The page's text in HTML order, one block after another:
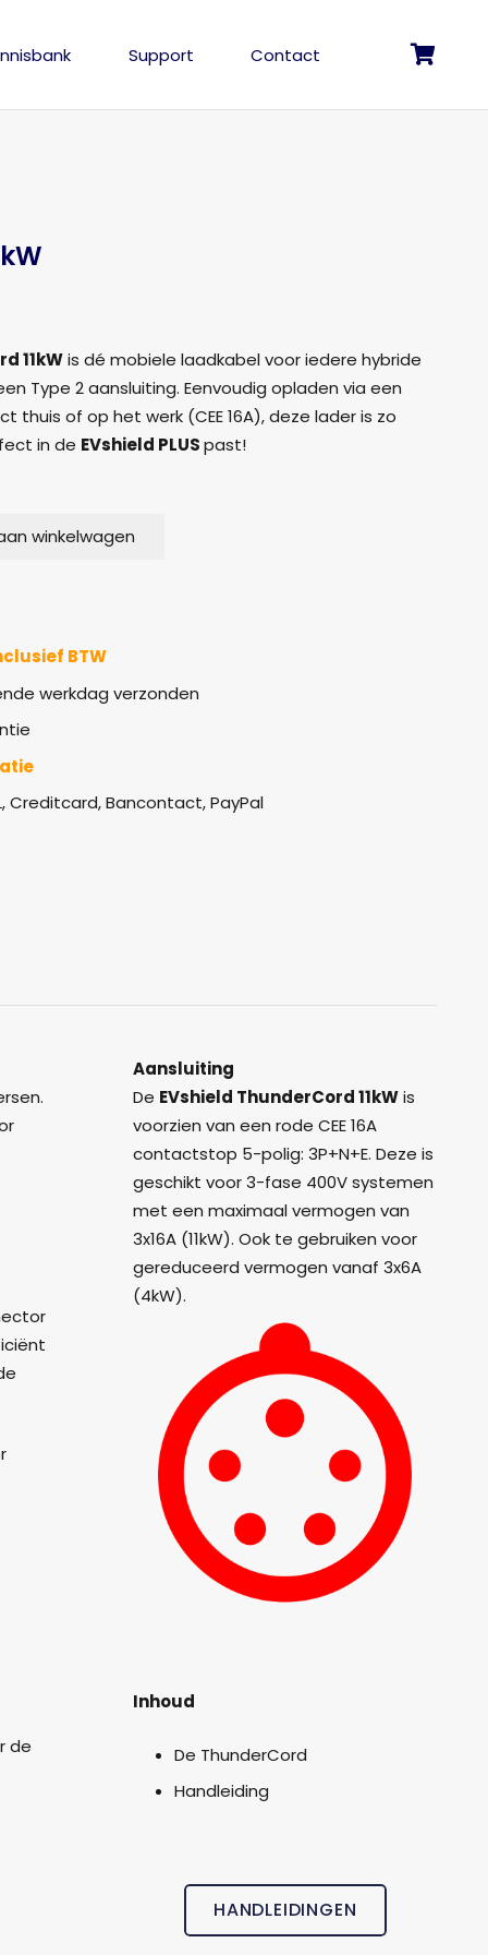
Support Contact
11kWis dé mobiele laadkabel voor iedere hybride
Type 2 aansluiting. Eenvoudig opladen via een
of op het werk (CEE 16A), deze lader is zo
in de EVshield PLUSpast!
winkelwagen
BTW
werkdag verzonden
Creditcard, Bancontact, PayPal
de
Aansluiting
De EVshield ThunderCord 11kWis
voorzien van een rode CEE 16A
contactstop 5-polig: 3P+N+E. Deze is
geschikt voor 3-fase 400V systemen
met een maximaal vermogen van
3x16A (11kW). Ook te gebruiken voor
gereduceerd vermogen vanaf 3x6A
(4kW).
Inhoud
De ThunderCord
Handleiding
HANDLEIDINGEN